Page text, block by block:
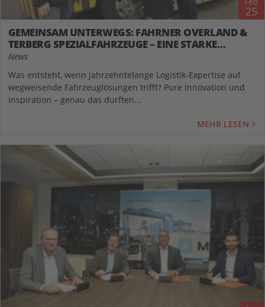
25
GEMEINSAM UNTERWEGS: FAHRNER OVERLAND &
TERBERG SPEZIALFAHRZEUGE – EINE STARKE
PARTNERSCHAFT
News
Was entsteht, wenn jahrzehntelange Logistik-Expertise auf
wegweisende Fahrzeuglösungen trifft? Pure Innovation und
Inspiration – genau das durften...
MEHR LESEN